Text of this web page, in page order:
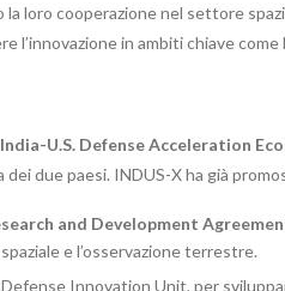
loro cooperazione nel settore
l’innovazione in ambiti chiave
India-U.S. Defense Acceleration
due paesi. INDUS-X ha già
and Development
e l’osservazione terrestre.
Defense Innovation Unit, per